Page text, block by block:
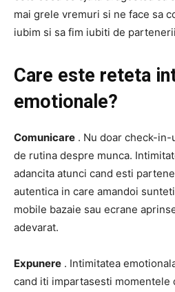
mai grele vremuri si ne face sa
iubim si sa fim iubiti de
Care este reteta
emotionale?
Comunicare . Nu doar check-
de rutina despre munca.
adancita atunci cand esti
autentica in care amandoi
mobile bazaie sau ecrane
adevarat.
Expunere . Intimitatea
cand iti impartasesti momentele